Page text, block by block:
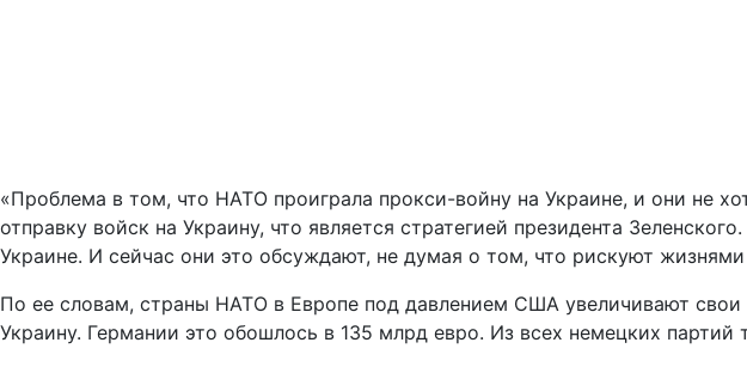
«Проблема в том, что НАТО проиграла прокси-войну на Украине, и они не
отправку войск на Украину, что является стратегией президента
Украине. И сейчас они это обсуждают, не думая о том, что рискуют жизнями
По ее словам, страны НАТО в Европе под давлением США увеличивают
Украину. Германии это обошлось в 135 млрд евро. Из всех немецких